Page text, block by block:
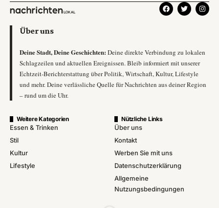
Über uns
Deine Stadt, Deine Geschichten: Deine direkte Verbindung zu lokalen
Schlagzeilen und aktuellen Ereignissen. Bleib informiert mit unserer
Echtzeit-Berichterstattung über Politik, Wirtschaft, Kultur, Lifestyle
und mehr. Deine verlässliche Quelle für Nachrichten aus deiner Region
– rund um die Uhr.
Weitere Kategorien
Essen & Trinken
Stil
Kultur
Lifestyle
Nützliche Links
Über uns
Kontakt
Werben Sie mit uns
Datenschutzerklärung
Allgemeine
Nutzungsbedingungen